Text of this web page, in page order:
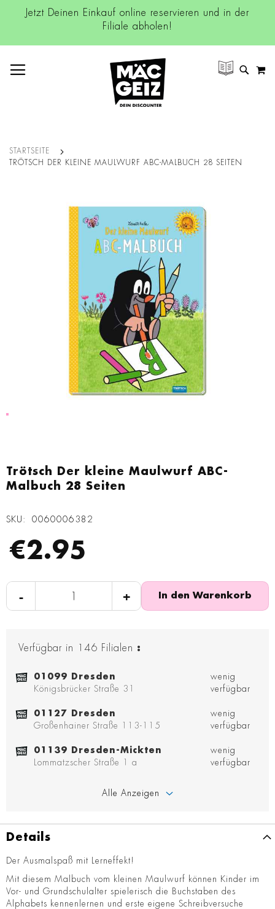
Jetzt Deinen Einkauf online reservieren und in der
Filiale abholen!
SUCHE
STARTSEITE
TRÖTSCH DER KLEINE MAULWURF ABC-MALBUCH 28 SEITEN
Trötsch Der kleine Maulwurf ABC-
Malbuch 28 Seiten
SKU 0060006382
€2.95
- + In den Warenkorb
Verfügbar in 146 Filialen :
01099 Dresden
Königsbrücker Straße 31
wenig
verfügbar
01127 Dresden
Großenhainer Straße 113-115
wenig
verfügbar
01139 Dresden-Mickten
Lommatzscher Straße 1 a
wenig
verfügbar
Alle Anzeigen
Anfang
der
Details
Der Ausmalspaß mit Lerneffekt!
Mit diesem Malbuch vom kleinen Maulwurf können Kinder im
Vor- und Grundschulalter spielerisch die Buchstaben des
Alphabets kennenlernen und erste eigene Schreibversuche